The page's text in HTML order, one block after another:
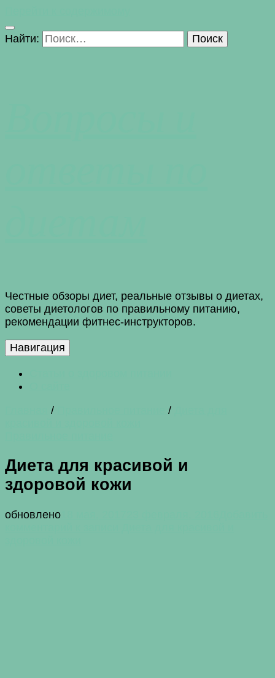
Найти:
Честные обзоры диет, реальные отзывы о диетах,
советы диетологов по правильному питанию,
рекомендации фитнес-инструкторов.
Навигация
/ /
Диета для красивой и
здоровой кожи
обновлено